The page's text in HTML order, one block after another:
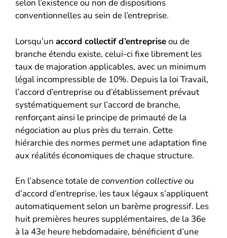
selon l’existence ou non de dispositions
conventionnelles au sein de l’entreprise.
Lorsqu’un accord collectif d’entrepriseou de
branche étendu existe, celui-ci fixe librement les
taux de majoration applicables, avec un minimum
légal incompressible de 10%. Depuis la loi Travail,
l’accord d’entreprise ou d’établissement prévaut
systématiquement sur l’accord de branche,
renforçant ainsi le principe de primauté de la
négociation au plus près du terrain. Cette
hiérarchie des normes permet une adaptation fine
aux réalités économiques de chaque structure.
En l’absence totale deconvention collectiveou
d’accord d’entreprise, les taux légaux s’appliquent
automatiquement selon un barème progressif. Les
huit premières heures supplémentaires, de la 36e
à la 43e heure hebdomadaire, bénéficient d’une